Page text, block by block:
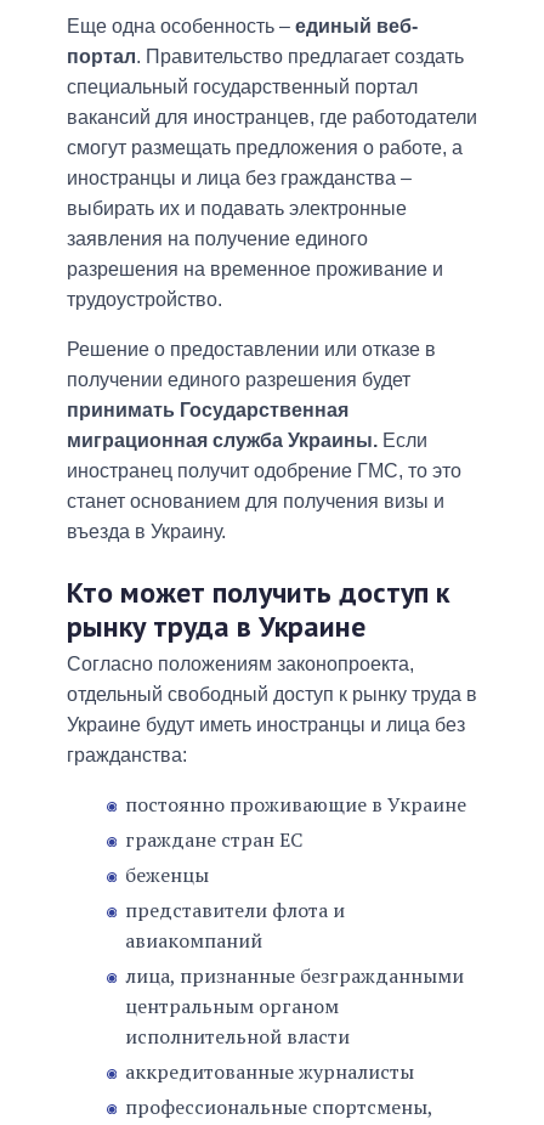
Еще одна особенность – единый веб-
портал. Правительство предлагает создать
специальный государственный портал
вакансий для иностранцев, где работодатели
смогут размещать предложения о работе, а
иностранцы и лица без гражданства –
выбирать их и подавать электронные
заявления на получение единого
разрешения на временное проживание и
трудоустройство.
Решение о предоставлении или отказе в
получении единого разрешения будет
принимать Государственная
миграционная служба Украины. Если
иностранец получит одобрение ГМС, то это
станет основанием для получения визы и
въезда в Украину.
Кто может получить доступ к
рынку труда в Украине
Согласно положениям законопроекта,
отдельный свободный доступ к рынку труда в
Украине будут иметь иностранцы и лица без
гражданства:
постоянно проживающие в Украине
граждане стран ЕС
беженцы
представители флота и
авиакомпаний
лица, признанные безгражданными
центральным органом
исполнительной власти
аккредитованные журналисты
профессиональные спортсмены,